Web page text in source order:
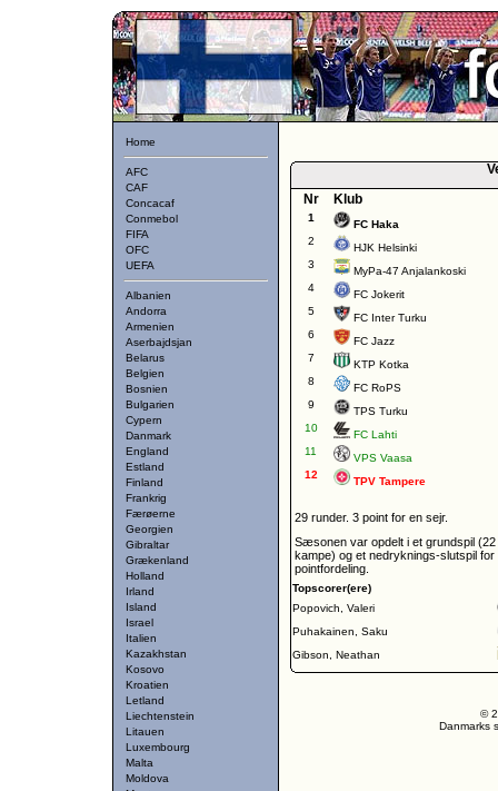
Home
AFC
CAF
Concacaf
Conmebol
FIFA
OFC
UEFA
Albanien
Andorra
Armenien
Aserbajdsjan
Belarus
Belgien
Bosnien
Bulgarien
Cypern
Danmark
England
Estland
Finland
Frankrig
Færøerne
Georgien
Gibraltar
Grækenland
Holland
Irland
Island
Israel
Italien
Kazakhstan
Kosovo
Kroatien
Letland
Liechtenstein
Litauen
Luxembourg
Malta
Moldova
Nr
Klub
1
FC Haka
2
HJK Helsinki
3
MyPa-47 Anjalankoski
4
FC Jokerit
5
FC Inter Turku
6
FC Jazz
7
KTP Kotka
8
FC RoPS
9
TPS Turku
10
FC Lahti
11
VPS Vaasa
12
TPV Tampere
29 runder. 3 point for en sejr.
Sæsonen var opdelt i et grundspil
kampe) og et nedryknings-slutspil
pointfordeling.
Topscorer(ere)
Popovich, Valeri
Puhakainen, Saku
Gibson, Neathan
©
Danmarks